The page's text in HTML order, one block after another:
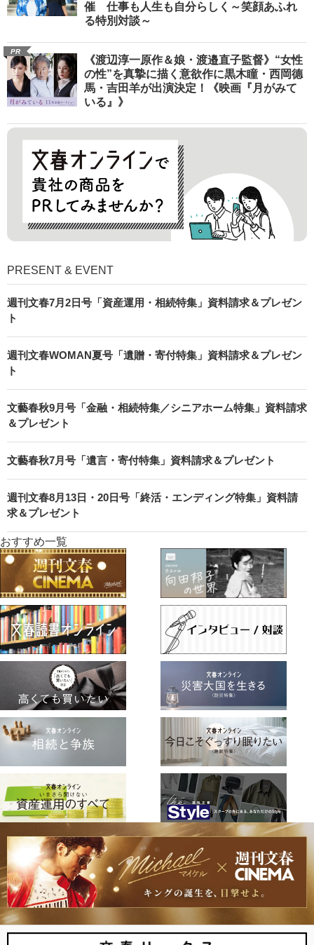
催 仕事も人生も自分らしく～笑顔あふれ
る特別対談～
PR
《渡辺淳一原作＆娘・渡邉直子監督》“女性
の性”を真摯に描く意欲作に黒木瞳・西岡德
馬・吉田羊が出演決定！《映画『月がみて
いる』》
PRESENT & EVENT
週刊文春7月2日号「資産運用・相続特集」資料請求＆プレゼン
ト
週刊文春WOMAN夏号「遺贈・寄付特集」資料請求＆プレゼン
ト
文藝春秋9月号「金融・相続特集／シニアホーム特集」資料請求
＆プレゼント
文藝春秋7月号「遺言・寄付特集」資料請求＆プレゼント
週刊文春8月13日・20日号「終活・エンディング特集」資料請
求＆プレゼント
おすすめ一覧